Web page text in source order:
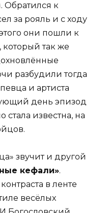
Обратился к
за рояль и с ходу
они пошли к
который так же
разбудили тогда
и артиста
день эпизод
известна, на
звучит и другой
кефали».
в ленте
весёлых